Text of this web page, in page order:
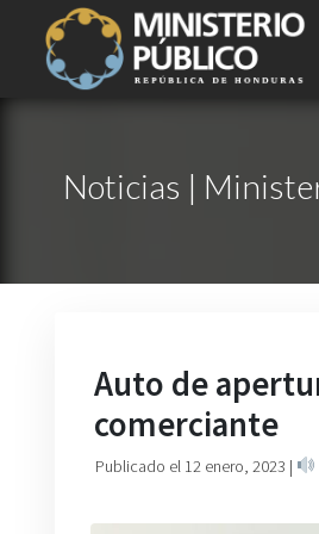
Noticias |
Auto de
comerciante
Publicado el 12 enero, 2023 |